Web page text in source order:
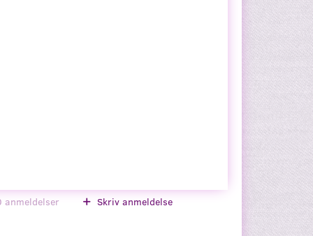
anmeldelser Skriv anmeldelse